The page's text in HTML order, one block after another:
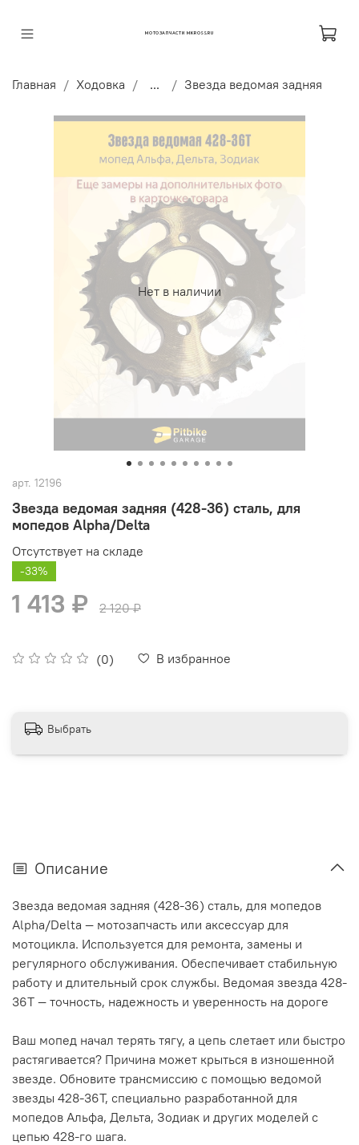
МОТОЗАПЧАСТИ MKROSS.RU
Главная Ходовка ... Звезда ведомая задняя
Нет в наличии
арт. 12196
Звезда ведомая задняя (428-36) сталь, для
мопедов Alpha/Delta
(0) В избранное
Отсутствует на складе
-33%
1 413 ₽ 2 120 ₽
Выбрать
Описание
Звезда ведомая задняя (428-36) сталь, для мопедов
Alpha/Delta — мотозапчасть или аксессуар для
мотоцикла. Используется для ремонта, замены и
регулярного обслуживания. Обеспечивает стабильную
работу и длительный срок службы. Ведомая звезда 428-
36T — точность, надежность и уверенность на дороге
Ваш мопед начал терять тягу, а цепь слетает или быстро
растягивается? Причина может крыться в изношенной
звезде. Обновите трансмиссию с помощью ведомой
звезды 428-36T, специально разработанной для
мопедов Альфа, Дельта, Зодиак и других моделей с
цепью 428-го шага.